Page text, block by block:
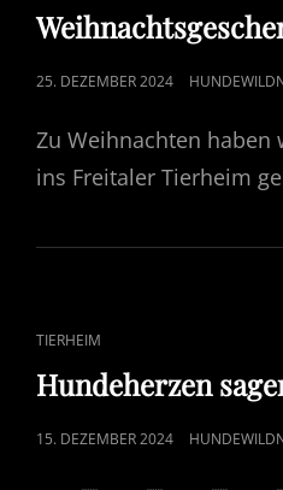
LINKS
POSTED
25. DEZEMBER 2024
Zu Weihnachten haben
ins Freitaler Tierheim
CAT
LINKS
TIERHEIM
Hundeherzen
POSTED
15. DEZEMBER 2024